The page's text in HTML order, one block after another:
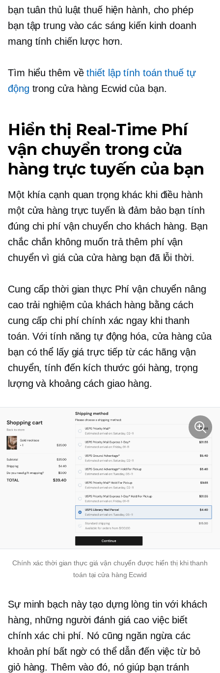
bạn tuân thủ luật thuế hiện hành, cho phép
bạn tập trung vào các sáng kiến ​​kinh doanh
mang tính chiến lược hơn.
Tìm hiểu thêm vềthiết lập tính toán thuế tự
động trong cửa hàng Ecwid của bạn.
Hiển thị Real-Time Phí
vận chuyển trong cửa
hàng trực tuyến của bạn
Một khía cạnh quan trọng khác khi điều hành
một cửa hàng trực tuyến là đảm bảo bạn tính
đúng chi phí vận chuyển cho khách hàng. Bạn
chắc chắn không muốn trả thêm phí vận
chuyển vì giá của cửa hàng bạn đã lỗi thời.
Cung cấpthời gian thựcPhí vận chuyển nâng
cao trải nghiệm của khách hàng bằng cách
cung cấp chi phí chính xác ngay khi thanh
toán. Với tính năng tự động hóa, cửa hàng của
bạn có thể lấy giá trực tiếp từ các hãng vận
chuyển, tính đến kích thước gói hàng, trọng
lượng và khoảng cách giao hàng.
Chính xácthời gian thựcgiá vận chuyển được hiển thị khi thanh
toán tại cửa hàng Ecwid
Sự minh bạch này tạo dựng lòng tin với khách
hàng, những người đánh giá cao việc biết
chính xác chi phí. Nó cũng ngăn ngừa các
khoản phí bất ngờ có thể dẫn đến việc từ bỏ
giỏ hàng. Thêm vào đó, nó giúp bạn tránh